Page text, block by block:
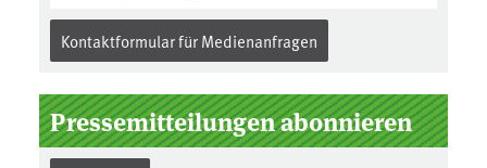
Kontaktformular für Medienanfragen
Pressemitteilungen abonnieren